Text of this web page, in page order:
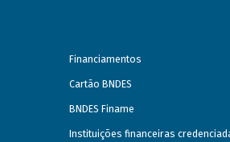
Financiamentos
Cartão BNDES
BNDES Finame
Instituições financeiras